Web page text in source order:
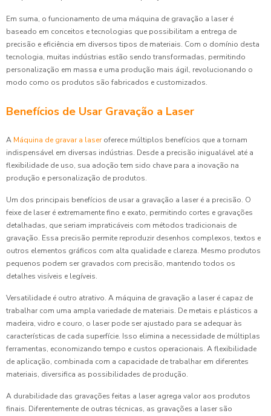
Em suma, o funcionamento de uma máquina de gravação a laser é
baseado em conceitos e tecnologias que possibilitam a entrega de
precisão e eficiência em diversos tipos de materiais. Com o domínio desta
tecnologia, muitas indústrias estão sendo transformadas, permitindo
personalização em massa e uma produção mais ágil, revolucionando o
modo como os produtos são fabricados e customizados.
Benefícios de Usar Gravação a Laser
A Máquina de gravar a laseroferece múltiplos benefícios que a tornam
indispensável em diversas indústrias. Desde a precisão inigualável até a
flexibilidade de uso, sua adoção tem sido chave para a inovação na
produção e personalização de produtos.
Um dos principais benefícios de usar a gravação a laser é a precisão. O
feixe de laser é extremamente fino e exato, permitindo cortes e gravações
detalhadas, que seriam impraticáveis com métodos tradicionais de
gravação. Essa precisão permite reproduzir desenhos complexos, textos e
outros elementos gráficos com alta qualidade e clareza. Mesmo produtos
pequenos podem ser gravados com precisão, mantendo todos os
detalhes visíveis e legíveis.
Versatilidade é outro atrativo. A máquina de gravação a laser é capaz de
trabalhar com uma ampla variedade de materiais. De metais e plásticos a
madeira, vidro e couro, o laser pode ser ajustado para se adequar às
características de cada superfície. Isso elimina a necessidade de múltiplas
ferramentas, economizando tempo e custos operacionais. A flexibilidade
de aplicação, combinada com a capacidade de trabalhar em diferentes
materiais, diversifica as possibilidades de produção.
A durabilidade das gravações feitas a laser agrega valor aos produtos
finais. Diferentemente de outras técnicas, as gravações a laser são